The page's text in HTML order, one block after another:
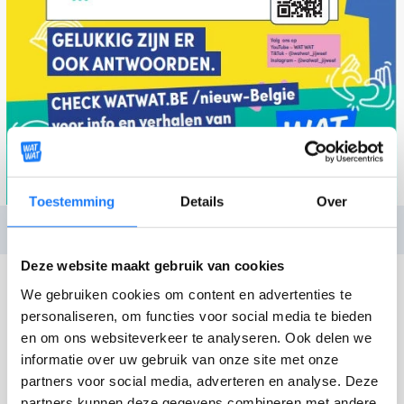
Toestemming Details Over
Deze website maakt gebruik van cookies
We gebruiken cookies om content en advertenties te
personaliseren, om functies voor social media te bieden
en om ons websiteverkeer te analyseren. Ook delen we
informatie over uw gebruik van onze site met onze
partners voor social media, adverteren en analyse. Deze
FLYER JONG & NIEUW IN
BELGIË (VERTALINGEN
BESCHIKBAAR)